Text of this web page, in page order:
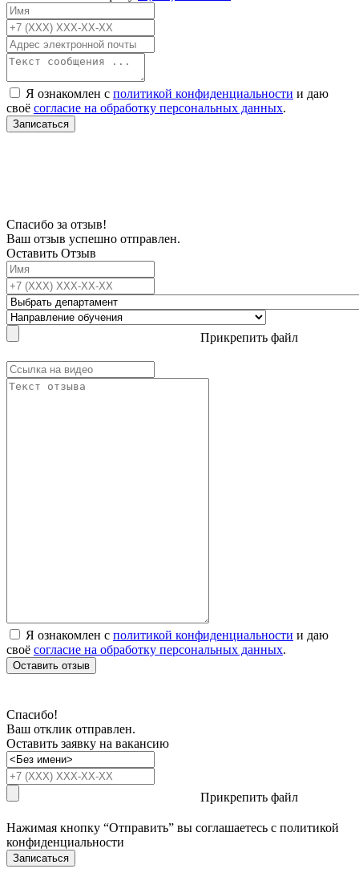
Я ознакомлен с политикой конфиденциальности и даю
своё согласие на обработку персональных данных.
Записаться
Спасибо за отзыв!
Ваш отзыв успешно отправлен.
Оставить Отзыв
Прикрепить файл
Я ознакомлен с политикой конфиденциальности и даю
своё согласие на обработку персональных данных.
Оставить отзыв
Спасибо!
Ваш отклик отправлен.
Оставить заявку на вакансию
Прикрепить файл
Нажимая кнопку “Отправить” вы соглашаетесь с политикой
конфиденциальности
Записаться